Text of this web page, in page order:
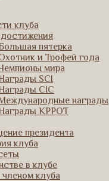
клуба
пятерка
и Трофей года
мира
SCI
CIC
награды
КРРОТ
президента
клуба
в клубе
членом клуба